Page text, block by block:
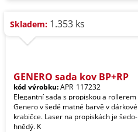
Skladem: 1.353 ks
GENERO sada kov BP+RP
kód výrobku:APR_117232
Elegantní sada s propiskou a rollerem
Genero v šedé matné barvě v dárkové
krabičce. Laser na propiskách je šedo-
hnědý. K